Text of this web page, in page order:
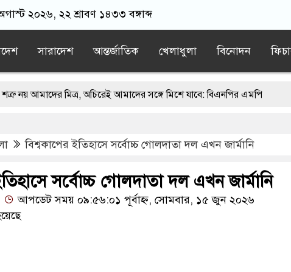
২০২৬, ২২ শ্রাবণ ১৪৩৩ বঙ্গাব্দ
সারাদেশ আন্তর্জাতিক খেলাধুলা বিনোদন
মিত্র, অচিরেই আমাদের সঙ্গে মিশে যাবে: বিএনপির এমপি
স্মারকলিপি এবার বিএনপিকে ব্যবহার করতে চায় ভারত: রাশেদ
ন্যারেটিভ’ পুরনো রাজনীতি : পররাষ্ট্র প্রতিমন্ত্রী
বিশ্বকাপের ইতিহাসে সর্বোচ্চ গোলদাতা দল এখন জার্মানি
সর্বোচ্চ গোলদাতা দল এখন জার্মানি
আপডেট সময় ০৯:৫৬:০১ পূর্বাহ্ন, সোমবার, ১৫ জুন ২০২৬